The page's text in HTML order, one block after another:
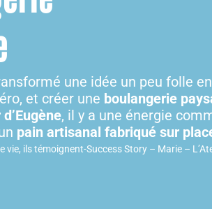
une idée un peu folle
et créer une boulangerie
, il y a une énergie
pain artisanal fabriqué sur
vie, ils témoignent-Success Story – Marie –